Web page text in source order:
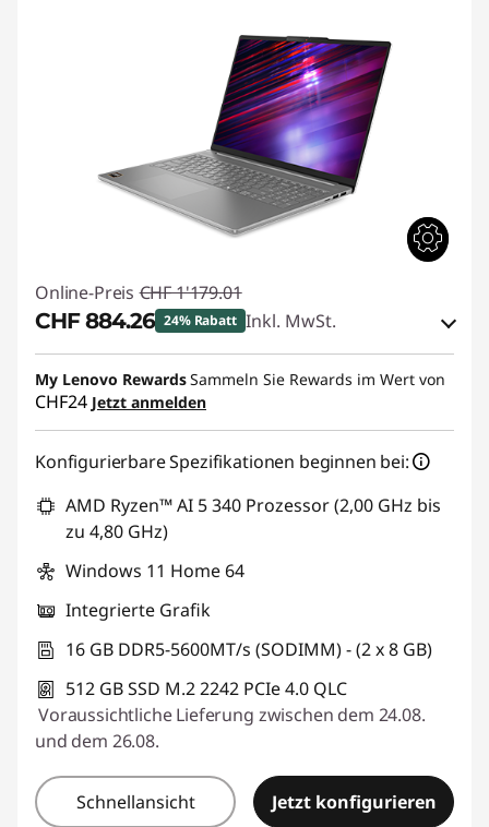
Online-Preis CHF 1'179.01
CHF 884.26 24% Rabatt Inkl. MwSt.
eCoupon-Rabatt :-CHF 294.75
eCoupon :SALES
My Lenovo RewardsSammeln Sie Rewards im Wert von
CHF24 Jetzt anmelden
Konfigurierbare Spezifikationen beginnen bei:
AMD Ryzen™ AI 5 340 Prozessor (2,00 GHz bis
zu 4,80 GHz)
Windows 11 Home 64
Integrierte Grafik
16 GB DDR5-5600MT/s (SODIMM) - (2 x 8 GB)
512 GB SSD M.2 2242 PCIe 4.0 QLC
Voraussichtliche Lieferung zwischen dem 24.08.
und dem 26.08.
Schnellansicht Jetzt konfigurieren